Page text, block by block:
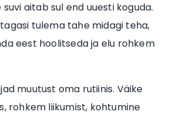
suvi aitab sul end uuesti koguda.
tulema tahe midagi teha,
eest hoolitseda ja elu rohkem
muutust oma rutiinis. Väike
rohkem liikumist, kohtumine